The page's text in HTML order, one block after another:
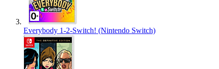
Everybody 1-2-Switch! (Nintendo Switch)